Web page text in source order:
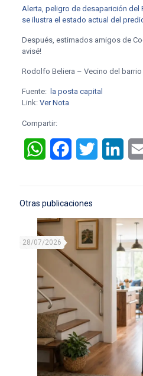
Alerta, peligro de desaparición del
se ilustra el estado actual del
Después, estimados amigos de
avisé!
Rodolfo Beliera – Vecino del barrio
Fuente:
la posta capital
Link: Ver Nota
Compartir:
WhatsAppFacebookTwitter
Otras publicaciones
28/07/2026